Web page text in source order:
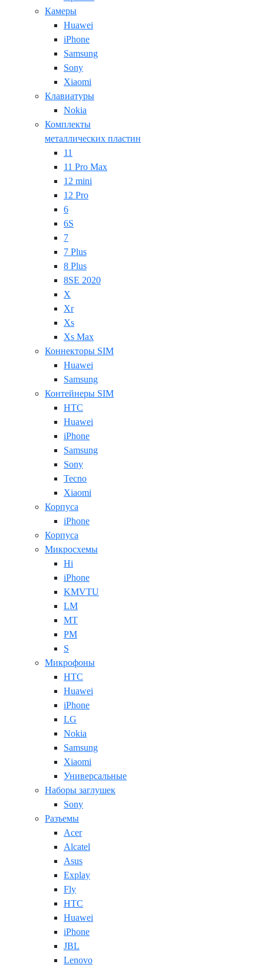
Камеры
Huawei
iPhone
Samsung
Sony
Xiaomi
Клавиатуры
Nokia
Комплекты
металлических пластин
11
11 Pro Max
12 mini
12 Pro
6
6S
7
7 Plus
8 Plus
8SE 2020
X
Xr
Xs
Xs Max
Коннекторы SIM
Huawei
Samsung
Контейнеры SIM
HTC
Huawei
iPhone
Samsung
Sony
Tecno
Xiaomi
Корпуса
iPhone
Корпуса
Микросхемы
Hi
iPhone
KMVTU
LM
MT
PM
S
Микрофоны
HTC
Huawei
iPhone
LG
Nokia
Samsung
Xiaomi
Универсальные
Наборы заглушек
Sony
Разъемы
Acer
Alcatel
Asus
Explay
Fly
HTC
Huawei
iPhone
JBL
Lenovo